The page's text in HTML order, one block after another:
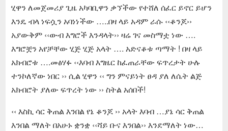
ሂዋን ለመጀመሪያ ጊዜ አካባቢዋን ቃኘችው የተሸለ ሰፈር ይኖር ይሆን
እንዴ ብላ ነፍሷን አባነነችው …..በዛ ላይ አዳም ራሱ ‹‹ቆንጆ››
አያውቅም ‹‹ውብ እግሮች እንዳላት›› ዛሬ ገና መስማቷ ነው ….
እግሮቿን አየቻቸው ሂጅ ሂጅ አላት …. አድናቆቱ ጣማት ! በዛ ላይ
አክብሮቱ ….መፅሃፉ ‹‹እባብ እግዜር ከፈጠራቸው ፍጥረታት ሁሉ
ተንኮለኛው ነበር ›› ሲል ሂዋን ‹‹ ግን ምናይነት ፀዳ ያለ ለሴት ልጅ
አክብሮት ያለው ፍጥረት ነው ›› ስትል አሰበች!
‹‹ እስኪ ሳር ቅጠል እንበል የኔ ቆንጆ ›› አላት እባብ …ያኔ ሳር ቅጠል
እንበል ማለት በአሁኑ ቋንቋ ‹‹ሻይ ቡና እንበል›› እንደማለት ነው…